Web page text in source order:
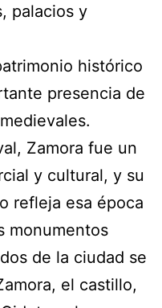
palacios y
histórico
presencia de
Zamora fue un
y cultural, y su
refleja esa época
monumentos
de la ciudad se
el castillo,